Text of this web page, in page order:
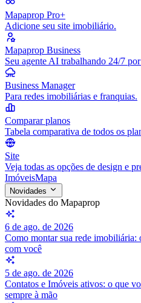
Mapaprop Pro+
Adicione seu site imobiliário.
Mapaprop Business
Seu agente AI trabalhando 24/7
Business Manager
Para redes imobiliárias e franquias.
Comparar planos
Tabela comparativa de todos os
Site
Veja todas as opções de design e
ImóveisMapa
Novidades
Novidades do Mapaprop
6 de ago. de 2026
Como montar sua rede imobiliária:
com você
5 de ago. de 2026
Contatos e Imóveis ativos: o que
sempre à mão